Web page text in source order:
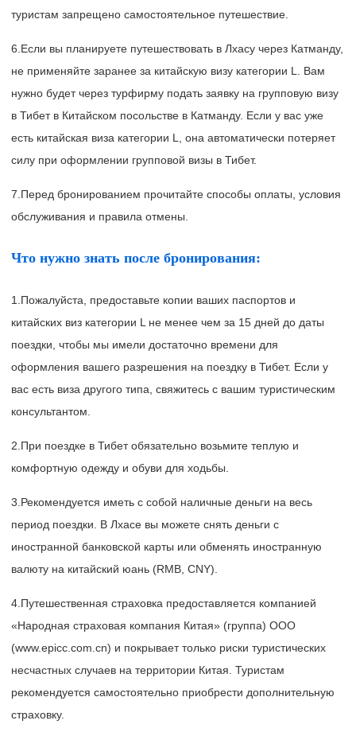
туристам запрещено самостоятельное путешествие.
6.Если вы планируете путешествовать в Лхасу через Катманду,
не применяйте заранее за китайскую визу категории L. Вам
нужно будет через турфирму подать заявку на групповую визу
в Тибет в Китайском посольстве в Катманду. Если у вас уже
есть китайская виза категории L, она автоматически потеряет
силу при оформлении групповой визы в Тибет.
7.Перед бронированием прочитайте способы оплаты, условия
обслуживания и правила отмены.
Что нужно знать после бронирования:
1.Пожалуйста, предоставьте копии ваших паспортов и
китайских виз категории L не менее чем за 15 дней до даты
поездки, чтобы мы имели достаточно времени для
оформления вашего разрешения на поездку в Тибет. Если у
вас есть виза другого типа, свяжитесь с вашим туристическим
консультантом.
2.При поездке в Тибет обязательно возьмите теплую и
комфортную одежду и обуви для ходьбы.
3.Рекомендуется иметь с собой наличные деньги на весь
период поездки. В Лхасе вы можете снять деньги с
иностранной банковской карты или обменять иностранную
валюту на китайский юань (RMB, CNY).
4.Путешественная страховка предоставляется компанией
«Народная страховая компания Китая» (группа) ООО
(www.epicc.com.cn) и покрывает только риски туристических
несчастных случаев на территории Китая. Туристам
рекомендуется самостоятельно приобрести дополнительную
страховку.